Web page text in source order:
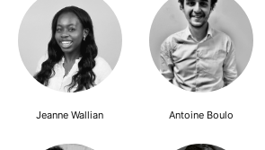
Jeanne Wallian Antoine Boulo